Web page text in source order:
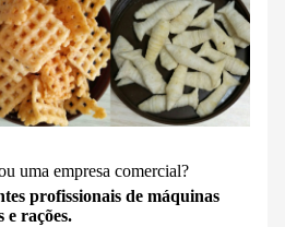
uma empresa comercial?
profissionais de máquinas
e rações.